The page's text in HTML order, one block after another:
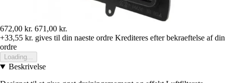
672,00 kr. 671,00 kr.
+33,55 kr. gives til din naeste ordre Krediteres efter bekraeftelse af din
ordre
Loading...
Beskrivelse